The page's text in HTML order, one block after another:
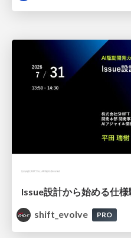
shift_evolve
PRO